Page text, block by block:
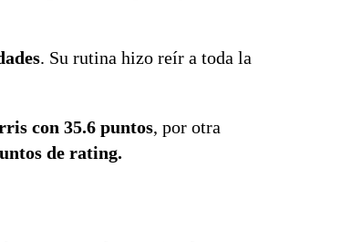
. Su rutina hizo reír a toda la
con 35.6 puntos, por otra
de rating.